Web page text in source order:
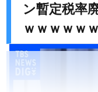
ン暫定税率
ｗｗｗｗｗ